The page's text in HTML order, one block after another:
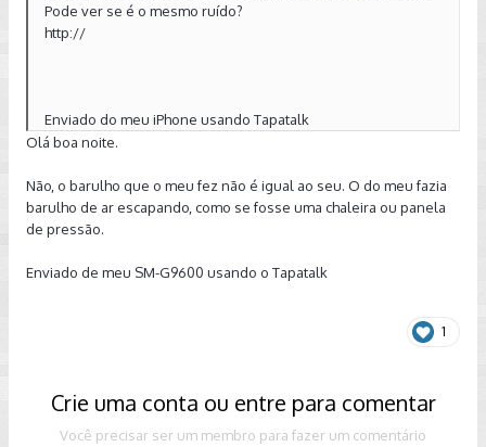
Pode ver se é o mesmo ruído?
http://
Enviado do meu iPhone usando Tapatalk
Olá boa noite.
Não, o barulho que o meu fez não é igual ao seu. O do meu fazia
barulho de ar escapando, como se fosse uma chaleira ou panela
de pressão.
Enviado de meu SM-G9600 usando o Tapatalk
1
Crie uma conta ou entre para comentar
Você precisar ser um membro para fazer um comentário